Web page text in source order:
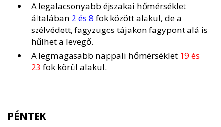
A legalacsonyabb éjszakai hőmérséklet
általában 2 és 8 fok között alakul, de a
szélvédett, fagyzugos tájakon fagypont alá is
hűlhet a levegő.
A legmagasabb nappali hőmérséklet 19 és
23 fok körül alakul.
PÉNTEK